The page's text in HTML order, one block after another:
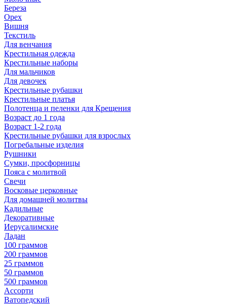
Береза
Орех
Вишня
Текстиль
Для венчания
Крестильная одежда
Крестильные наборы
Для мальчиков
Для девочек
Крестильные рубашки
Крестильные платья
Полотенца и пеленки для Крещения
Возраст до 1 года
Возраст 1-2 года
Крестильные рубашки для взрослых
Погребальные изделия
Рушники
Сумки, просфорницы
Пояса с молитвой
Свечи
Восковые церковные
Для домашней молитвы
Кадильные
Декоративные
Иерусалимские
Ладан
100 граммов
200 граммов
25 граммов
50 граммов
500 граммов
Ассорти
Ватопедский